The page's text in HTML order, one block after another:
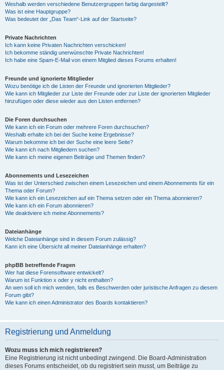
Weshalb werden verschiedene Benutzergruppen farbig dargestellt?
Was ist eine Hauptgruppe?
Was bedeutet der „Das Team“-Link auf der Startseite?
Private Nachrichten
Ich kann keine Privaten Nachrichten verschicken!
Ich bekomme ständig unerwünschte Private Nachrichten!
Ich habe eine Spam-E-Mail von einem Mitglied dieses Forums erhalten!
Freunde und ignorierte Mitglieder
Wozu benötige ich die Listen der Freunde und ignorierten Mitglieder?
Wie kann ich Mitglieder zur Liste der Freunde oder zur Liste der ignorierten Mitglieder
hinzufügen oder diese wieder aus den Listen entfernen?
Die Foren durchsuchen
Wie kann ich ein Forum oder mehrere Foren durchsuchen?
Weshalb erhalte ich bei der Suche keine Ergebnisse?
Warum bekomme ich bei der Suche eine leere Seite?
Wie kann ich nach Mitgliedern suchen?
Wie kann ich meine eigenen Beiträge und Themen finden?
Abonnements und Lesezeichen
Was ist der Unterschied zwischen einem Lesezeichen und einem Abonnements für ein
Thema oder Forum?
Wie kann ich ein Lesezeichen auf ein Thema setzen oder ein Thema abonnieren?
Wie kann ich ein Forum abonnieren?
Wie deaktiviere ich meine Abonnements?
Dateianhänge
Welche Dateianhänge sind in diesem Forum zulässig?
Kann ich eine Übersicht all meiner Dateianhänge erhalten?
phpBB betreffende Fragen
Wer hat diese Forensoftware entwickelt?
Warum ist Funktion x oder y nicht enthalten?
An wen soll ich mich wenden, falls es Beschwerden oder juristische Anfragen zu diesem
Forum gibt?
Wie kann ich einen Administrator des Boards kontaktieren?
Registrierung und Anmeldung
Wozu muss ich mich registrieren?
Eine Registrierung ist nicht unbedingt zwingend. Die Board-Administration
dieses Forums entscheidet, ob du registriert sein musst, um Beiträge zu